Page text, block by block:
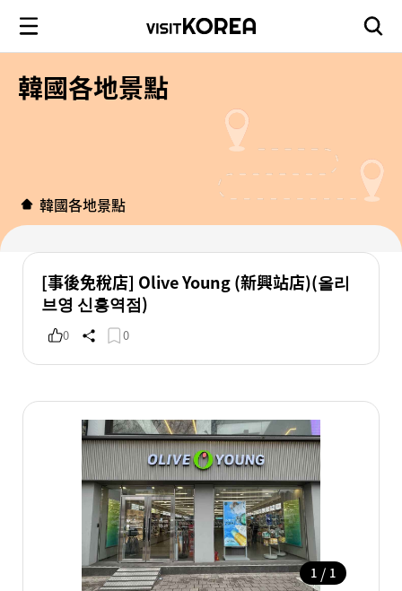
韓國各地景點
韓國各地景點
[事後免稅店] Olive Young (新興站店)(올리
브영 신흥역점)
0 0
1 / 1